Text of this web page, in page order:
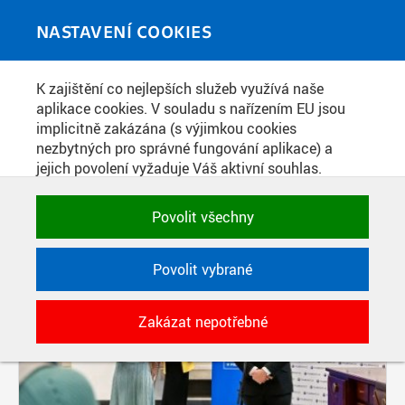
NASTAVENÍ COOKIES
K zajištění co nejlepších služeb využívá naše
aplikace cookies. V souladu s nařízením EU jsou
implicitně zakázána (s výjimkou cookies
nezbytných pro správné fungování aplikace) a
jejich povolení vyžaduje Váš aktivní souhlas.
zakázat, případně vybrat a povolit cookies podle
kategorie. Svoje rozhodnutí můžete samozřejmě
kdykoli změnit.
POTŘEBNÉ
Technické cookies využívané aplikacemi
ČVUT pro uchování jejich nastavení,
vlastností a identifikátorů relace. Jsou
nezbytné pro správné fungování a jsou
Povolit všechny
Povolit vybrané
Zakázat nepotřebné
MEDIATÉKA
PŘÍSPĚVKY PODLE FILTRU
Aktivní filtry: ŠTÍTEK: UKRAJINA